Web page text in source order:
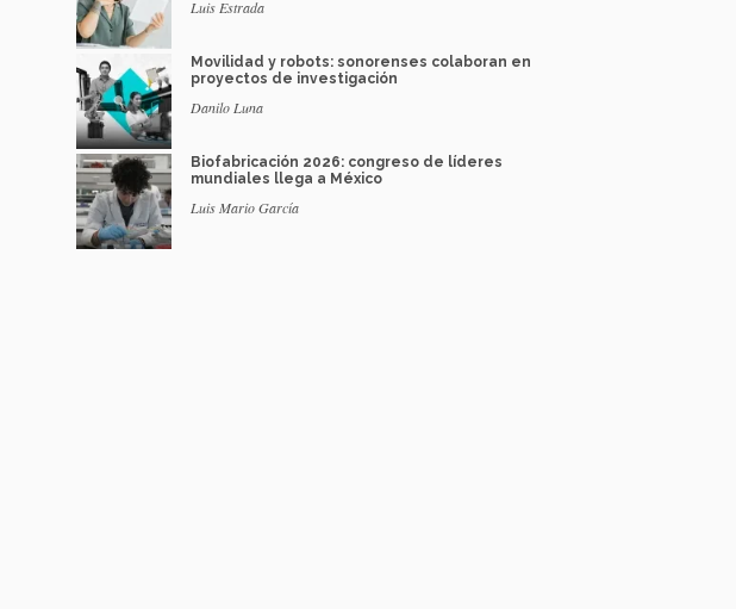
Luis Estrada
Movilidad y robots: sonorenses colaboran en
proyectos de investigación
Danilo Luna
Biofabricación 2026: congreso de líderes
mundiales llega a México
Luis Mario García